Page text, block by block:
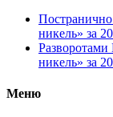
Постранично
никель» за
Разворотами
никель» за
Меню